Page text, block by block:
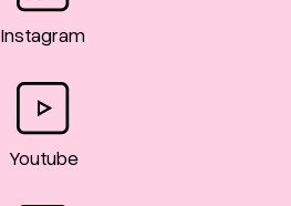
Instagram
Youtube